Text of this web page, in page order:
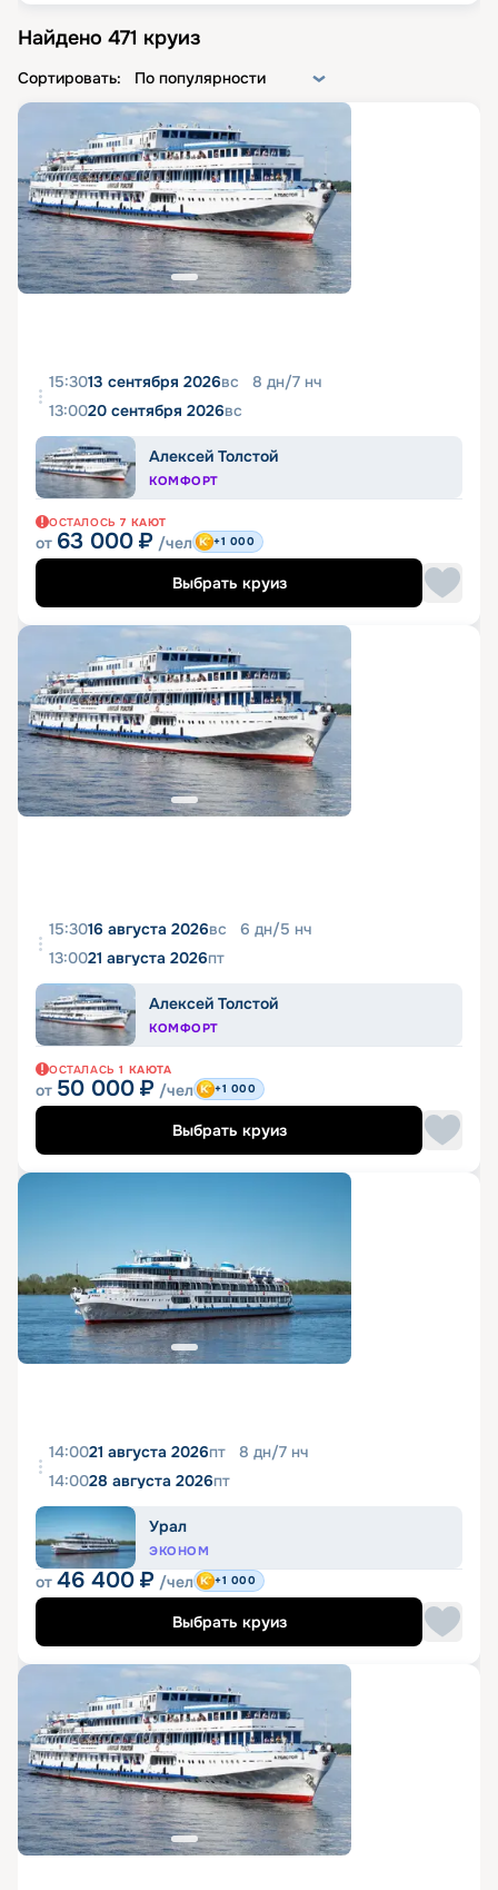
Найдено 471 круиз
Сортировать: По популярности
15:3013 сентября 2026вс 8 дн/7 нч
13:0020 сентября 2026вс
Алексей Толстой
КОМФОРТ
ОСТАЛОСЬ 7 КАЮТ
от 63 000 ₽ /чел +1 000
Выбрать круиз
15:3016 августа 2026вс 6 дн/5 нч
13:0021 августа 2026пт
Алексей Толстой
КОМФОРТ
ОСТАЛАСЬ 1 КАЮТА
от 50 000 ₽ /чел +1 000
Выбрать круиз
14:0021 августа 2026пт 8 дн/7 нч
14:0028 августа 2026пт
Урал
ЭКОНОМ
от 46 400 ₽ /чел +1 000
Выбрать круиз